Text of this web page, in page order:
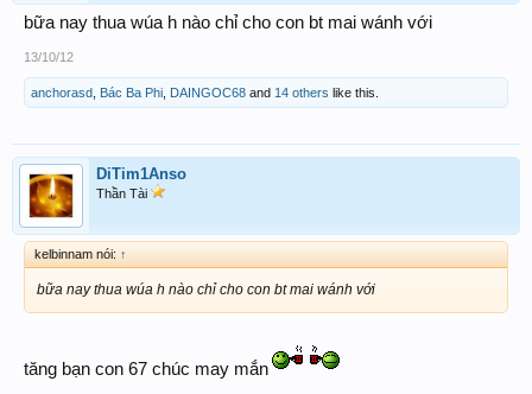
bữa nay thua wúa h nào chỉ cho con bt mai wánh với
13/10/12
anchorasd Bác Ba Phi DAINGOC68 and 14 others like this.
DiTim1Anso
Thần Tài
kelbinnam nói: ↑
bữa nay thua wúa h nào chỉ cho con bt mai wánh với
tăng bạn con 67 chúc may mắn